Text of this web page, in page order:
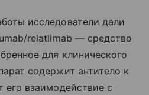
исследователи дали
relatlimab — средство
для клинического
содержит антитело к
его взаимодействие с